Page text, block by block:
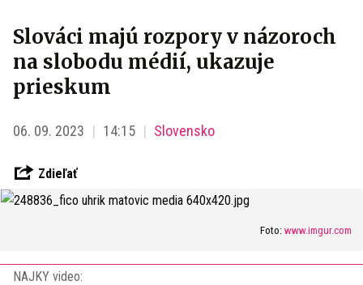
Slováci majú rozpory v názoroch
na slobodu médií, ukazuje
prieskum
06. 09. 2023 14:15 Slovensko
Zdieľať
Foto: www.imgur.com
NAJKY video: